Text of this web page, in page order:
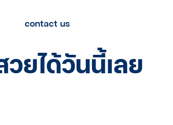
contact us
ยได้วันนี้เลย